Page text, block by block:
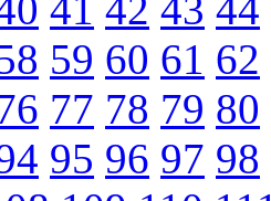
59 60 61 62
77 78 79 80
95 96 97 98